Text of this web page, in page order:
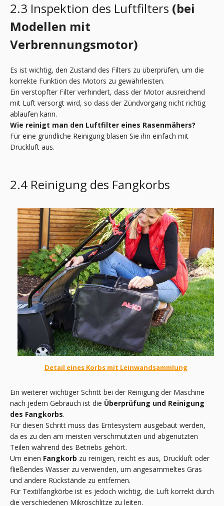
2.3 Inspektion des Luftfilters (bei
Modellen mit
Verbrennungsmotor)
Es ist wichtig, den Zustand des Filters zu überprüfen, um die
korrekte Funktion des Motors zu gewährleisten.
Ein verstopfter Filter verhindert, dass der Motor ausreichend
mit Luft versorgt wird, so dass der Zündvorgang nicht richtig
ablaufen kann.
Wie reinigt man den Luftfilter eines Rasenmähers?
Für eine gründliche Reinigung blasen Sie ihn einfach mit
Druckluft aus.
2.4 Reinigung des Fangkorbs
Detail eines Korbs mit Leinwandsammlung
Ein weiterer wichtiger Schritt bei der Reinigung der Maschine
nach jedem Gebrauch ist die Überprüfung und Reinigung
des Fangkorbs.
Für diesen Schritt muss das Erntesystem ausgebaut werden,
da es zu den am meisten verschmutzten und abgenutzten
Teilen während des Betriebs gehört.
Um einen Fangkorb zu reinigen, reicht es aus, Druckluft oder
fließendes Wasser zu verwenden, um angesammeltes Gras
und andere Rückstände zu entfernen.
Für Textilfangkörbe ist es jedoch wichtig, die Luft korrekt durch
die verschiedenen Mikroschlitze zu leiten.